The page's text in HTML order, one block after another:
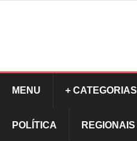
MENU + CATEGORIAS
POLÍTICA REGIONAIS